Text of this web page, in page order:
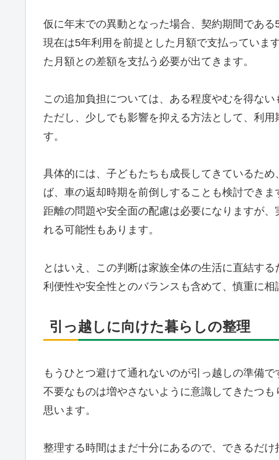
仮に年末での異動となった場合、契約期間である
現在は5年利用を前提とした月額で支払っていま
た月額との差額を支払う必要が出てきます。
この追加負担については、ある程度やむを得ない
ただし、少しでも影響を抑える方法として、利
す。
具体的には、子どもたちも成長してきているた
ば、車の返却時期を前倒しすることも検討できま
距離の問題や安全面の配慮は必要になりますが
れる可能性もあります。
とはいえ、この判断は家族全体の生活に直結す
利便性や安全性とのバランスも含めて、慎重に相
引っ越しに向けた暮らしの整理
もうひとつ避けて通れないのが引っ越しの準備で
不要なものは増やさないように意識してきたつ
思います。
整理する時間はまだ十分にあるので、できるだ